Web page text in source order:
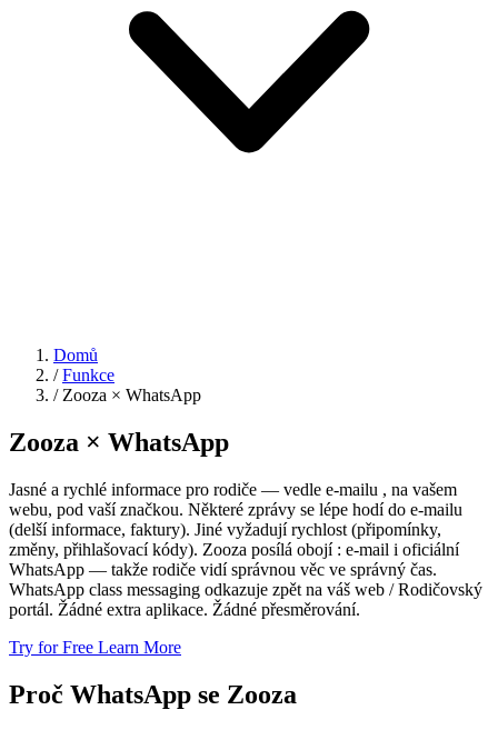
Domů
/ Funkce
/ Zooza × WhatsApp
Zooza × WhatsApp
Jasné a rychlé informace pro rodiče — vedle e-mailu , na vašem
webu, pod vaší značkou. Některé zprávy se lépe hodí do e-mailu
(delší informace, faktury). Jiné vyžadují rychlost (připomínky,
změny, přihlašovací kódy). Zooza posílá obojí : e-mail i oficiální
WhatsApp — takže rodiče vidí správnou věc ve správný čas.
WhatsApp class messaging odkazuje zpět na váš web / Rodičovský
portál. Žádné extra aplikace. Žádné přesměrování.
Try for Free Learn More
Proč WhatsApp se Zooza